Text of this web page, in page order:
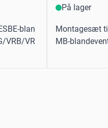
blan
VRB/VR
På lager
Montagesæt
MB-